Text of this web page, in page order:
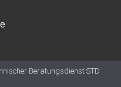
Beratungsdienst STD